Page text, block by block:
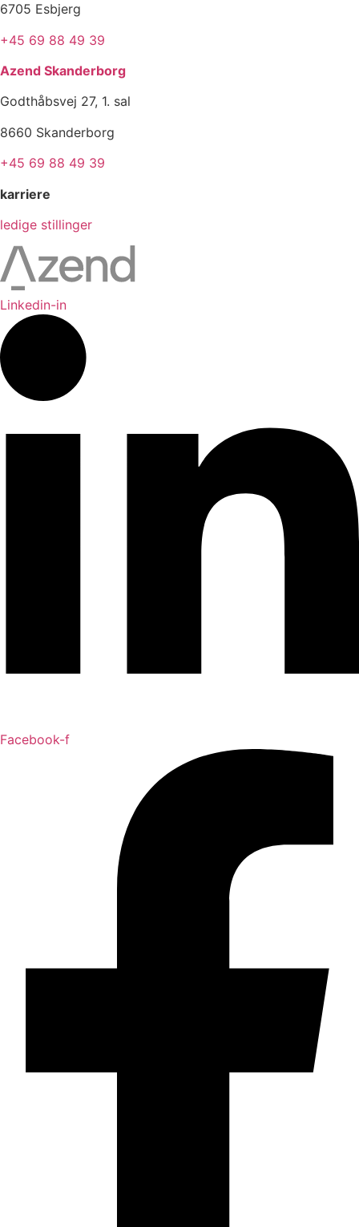
6705 Esbjerg
+45 69 88 49 39
Azend Skanderborg
Godthåbsvej 27, 1. sal
8660 Skanderborg
+45 69 88 49 39
karriere
ledige stillinger
Linkedin-in
Facebook-f